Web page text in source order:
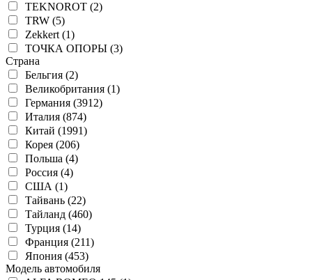
TEKNOROT (2)
TRW (5)
Zekkert (1)
ТОЧКА ОПОРЫ (3)
Страна
Бельгия (2)
Великобритания (1)
Германия (3912)
Италия (874)
Китай (1991)
Корея (206)
Польша (4)
Россия (4)
США (1)
Тайвань (22)
Тайланд (460)
Турция (14)
Франция (211)
Япония (453)
Модель автомобиля